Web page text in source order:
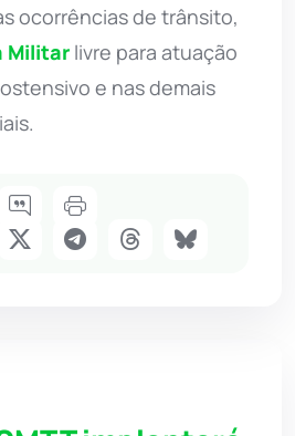
ocorrências de trânsito,
Militar livre para atuação
e nas demais